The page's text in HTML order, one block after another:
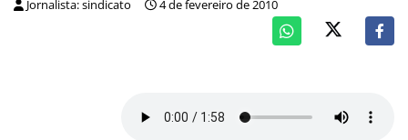
Jornalista: sindicato 4 de fevereiro de 2010